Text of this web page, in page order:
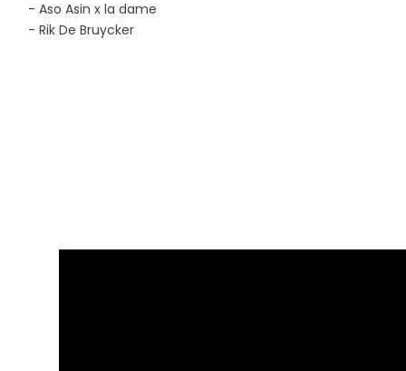
- Aso Asin x la dame
- Rik De Bruycker